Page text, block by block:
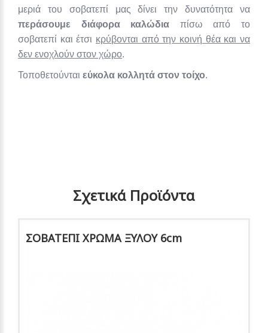
μεριά του σοβατεπί μας δίνει την δυνατότητα να
περάσουμε διάφορα καλώδια πίσω από το
σοβατεπί και έτσι κρύβονται από την κοινή θέα και να
δεν ενοχλούν στον χώρο.
Τοποθετούνται εύκολα κολλητά στον τοίχο.
Σχετικά Προϊόντα
ΣΟΒΑΤΕΠΙ ΧΡΩΜΑ ΞΥΛΟΥ 6cm